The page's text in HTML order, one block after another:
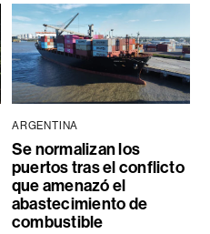
ARGENTINA
Se normalizan los
puertos tras el conflicto
que amenazó el
abastecimiento de
combustible